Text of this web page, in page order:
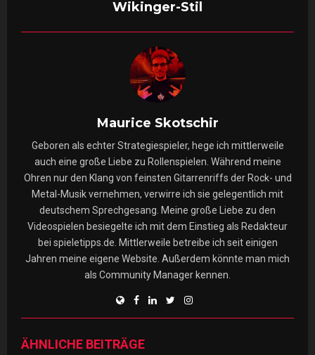
Wikinger-Stil
Maurice Skotschir
Geboren als echter Strategiespieler, hege ich mittlerweile
auch eine große Liebe zu Rollenspielen. Während meine
Ohren nur den Klang von feinsten Gitarrenriffs der Rock- und
Metal-Musik vernehmen, verwirre ich sie gelegentlich mit
deutschem Sprechgesang. Meine große Liebe zu den
Videospielen besiegelte ich mit dem Einstieg als Redakteur
bei spieletipps.de. Mittlerweile betreibe ich seit einigen
Jahren meine eigene Website. Außerdem könnte man mich
als Community Manager kennen.
ÄHNLICHE BEITRÄGE